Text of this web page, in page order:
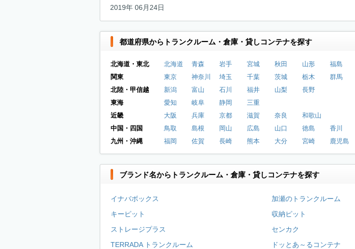
2019年 06月24日
都道府県からトランクルーム・倉庫・貸しコンテナを探す
北海道・東北 北海道 青森 岩手 宮城 秋田 山形
福島
関東
東京 神奈川 埼玉 千葉 茨城 栃木
群馬
北陸・甲信越
新潟 富山 石川 福井 山梨
長野
東海
愛知 岐阜 静岡
三重
近畿
大阪 兵庫 京都 滋賀 奈良
和歌山
中国・四国
鳥取 島根 岡山 広島 山口 徳島 香川
九州・沖縄
福岡 佐賀 長崎 熊本 大分 宮崎 鹿児島
ブランド名からトランクルーム・倉庫・貸しコンテナを探す
イナバボックス
加瀬のトランクルーム
キーピット
収納ピット
ストレージプラス
センカク
TERRADA トランクルーム
ドッとあ～るコンテナ